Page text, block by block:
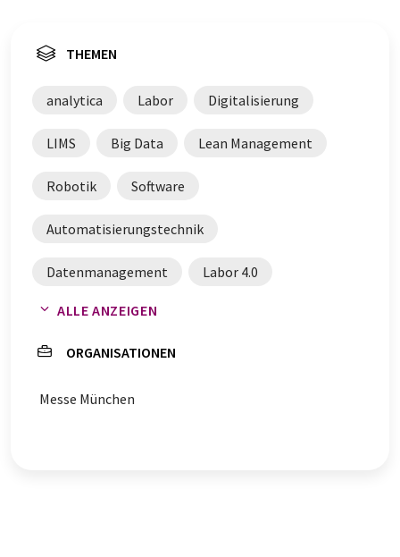
THEMEN
analytica Labor Digitalisierung
LIMS Big Data Lean Management
Robotik Software
Automatisierungstechnik
Datenmanagement Labor 4.0
Automation
Laborautomatisierung
ALLE ANZEIGEN
ORGANISATIONEN
Messe München